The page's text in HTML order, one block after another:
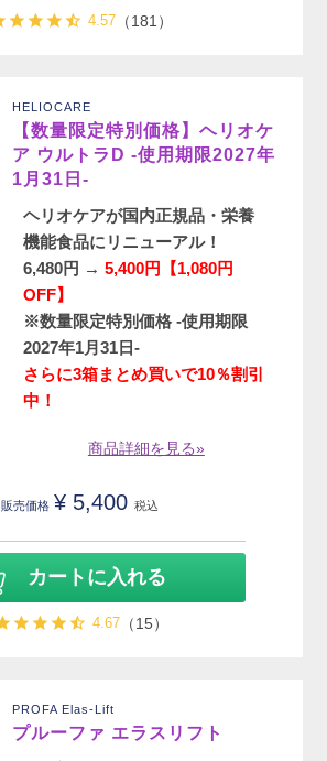
4.57（181）
HELIOCARE
【数量限定特別価格】ヘリオケ
ア ウルトラD -使用期限2027年
1月31日-
ヘリオケアが国内正規品・栄養
機能食品にリニューアル！
6,480円 →5,400円【1,080円
OFF】
※数量限定特別価格 -使用期限
2027年1月31日-
さらに3箱まとめ買いで10％割引
中！
商品詳細を見る»
販売価格 ¥ 5,400 税込
カートに入れる
4.67（15）
PROFA Elas-Lift
プルーファ エラスリフト